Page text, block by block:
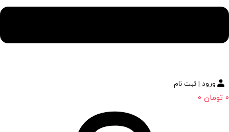
ورود | ثبت نام
0 تومان 0